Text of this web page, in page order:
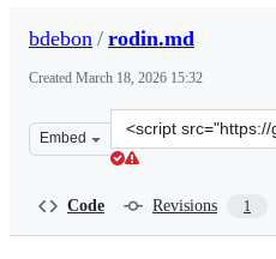
bdebon / rodin.md
Created March 18, 2026 15:32
Embed
Clone
this
Code Revisions 1